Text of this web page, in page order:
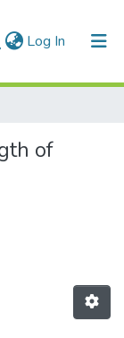
Log In (current)
of